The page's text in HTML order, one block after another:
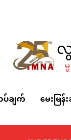
ချက် မေးမြန်